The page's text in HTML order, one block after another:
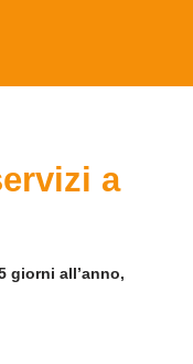
a
giorni all’anno,